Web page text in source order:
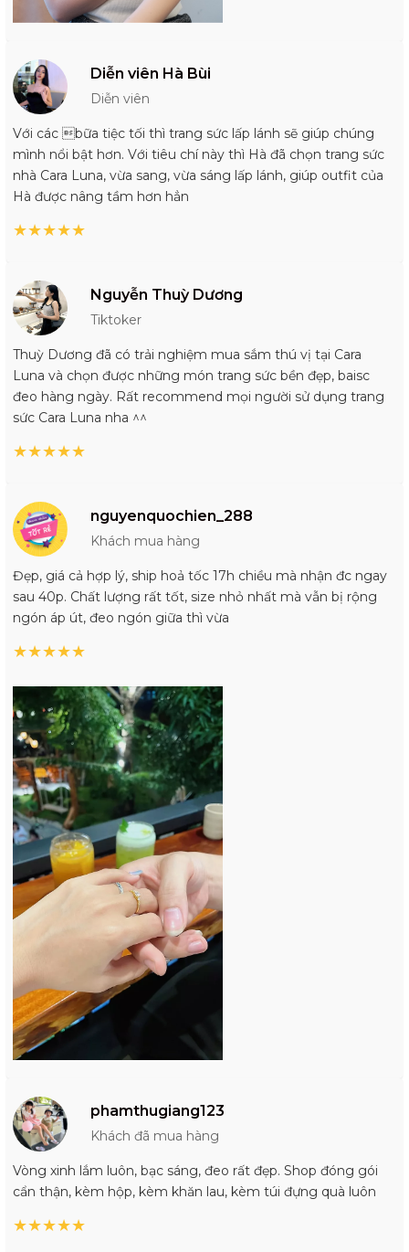
Diễn viên Hà Bùi
Diễn viên
Với các bữa tiệc tối thì trang sức lấp lánh sẽ giúp chúng
mình nổi bật hơn. Với tiêu chí này thì Hà đã chọn trang sức
nhà Cara Luna, vừa sang, vừa sáng lấp lánh, giúp outfit của
Hà được nâng tầm hơn hẳn
★★★★★
Nguyễn Thuỳ Dương
Tiktoker
Thuỳ Dương đã có trải nghiệm mua sắm thú vị tại Cara
Luna và chọn được những món trang sức bền đẹp, baisc
đeo hàng ngày. Rất recommend mọi người sử dụng trang
sức Cara Luna nha ^^
★★★★★
nguyenquochien_288
Khách mua hàng
Đẹp, giá cả hợp lý, ship hoả tốc 17h chiều mà nhận đc ngay
sau 40p. Chất lượng rất tốt, size nhỏ nhất mà vẫn bị rộng
ngón áp út, đeo ngón giữa thì vừa
★★★★★
phamthugiang123
Khách đã mua hàng
Vòng xinh lắm luôn, bạc sáng, đeo rất đẹp. Shop đóng gói
cẩn thận, kèm hộp, kèm khăn lau, kèm túi đựng quà luôn
★★★★★